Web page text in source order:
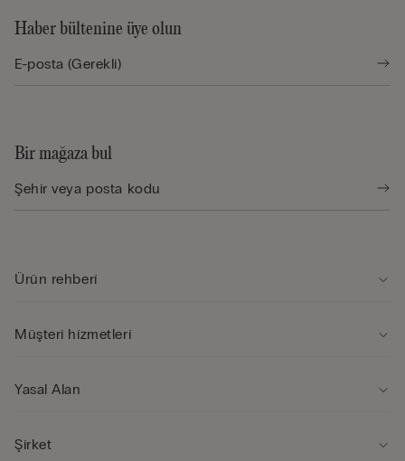
Haber bültenine üye olun
Bir mağaza bul
Ürün rehberi̇
Müşteri̇ hi̇zmetleri̇
Yasal Alan
Şi̇rket